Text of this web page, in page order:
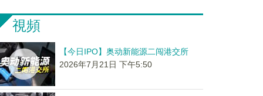
視頻
【今日IPO】奥动新能源二闯港交所
2026年7月21日 下午5:50